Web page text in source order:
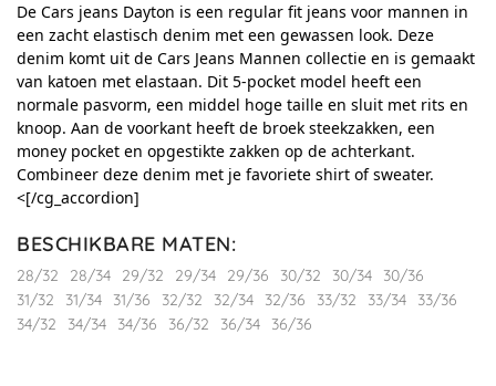
De Cars jeans Dayton is een regular fit jeans voor mannen in
een zacht elastisch denim met een gewassen look. Deze
denim komt uit de Cars Jeans Mannen collectie en is gemaakt
van katoen met elastaan. Dit 5-pocket model heeft een
normale pasvorm, een middel hoge taille en sluit met rits en
knoop. Aan de voorkant heeft de broek steekzakken, een
money pocket en opgestikte zakken op de achterkant.
Combineer deze denim met je favoriete shirt of sweater.
<[/cg_accordion]
BESCHIKBARE MATEN:
28/32 28/34 29/32 29/34 29/36 30/32 30/34
30/36
31/32
31/34 31/36 32/32 32/34 32/36 33/32 33/34
33/36
34/32
34/34 34/36 36/32 36/34 36/36